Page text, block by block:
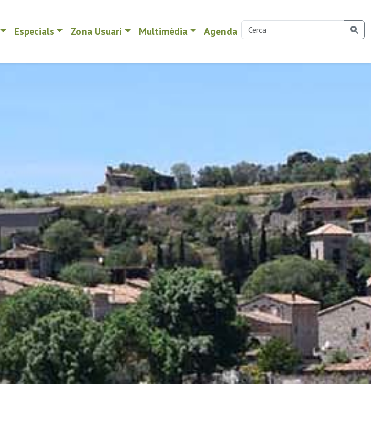
Especials Zona Usuari Multimèdia Agenda